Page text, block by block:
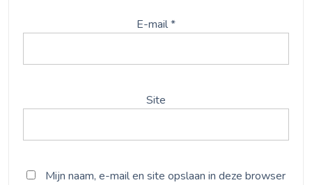
E-mail*
Site
Mijn naam, e-mail en site opslaan in deze browser